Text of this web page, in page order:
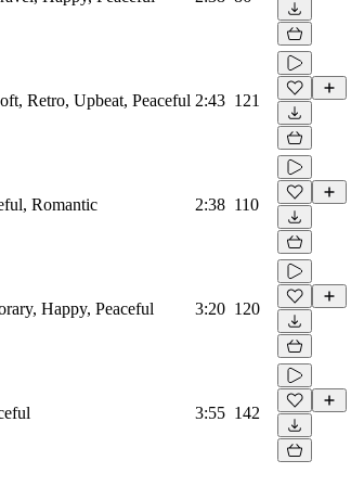
Retro, Upbeat, Peaceful 2:43 121
Romantic 2:38 110
Happy, Peaceful 3:20 120
3:55 142